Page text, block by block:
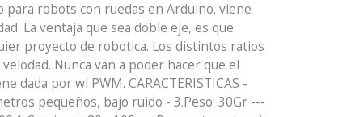
robots con ruedas en Arduino. viene
La ventaja que sea doble eje, es que
proyecto de robotica. Los distintos ratios
Nunca van a poder hacer que el
dada por wl PWM. CARACTERISTICAS -
pequeños, bajo ruido - 3.Peso: 30Gr ---